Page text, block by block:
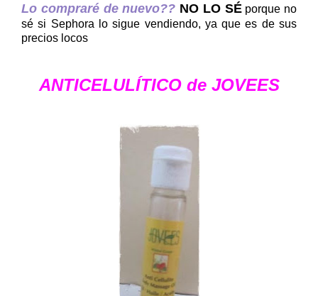
Lo compraré de nuevo?? NO LO SÉporque no
sé si Sephora lo sigue vendiendo, ya que es de sus
precios locos
ANTICELULÍTICO de JOVEES